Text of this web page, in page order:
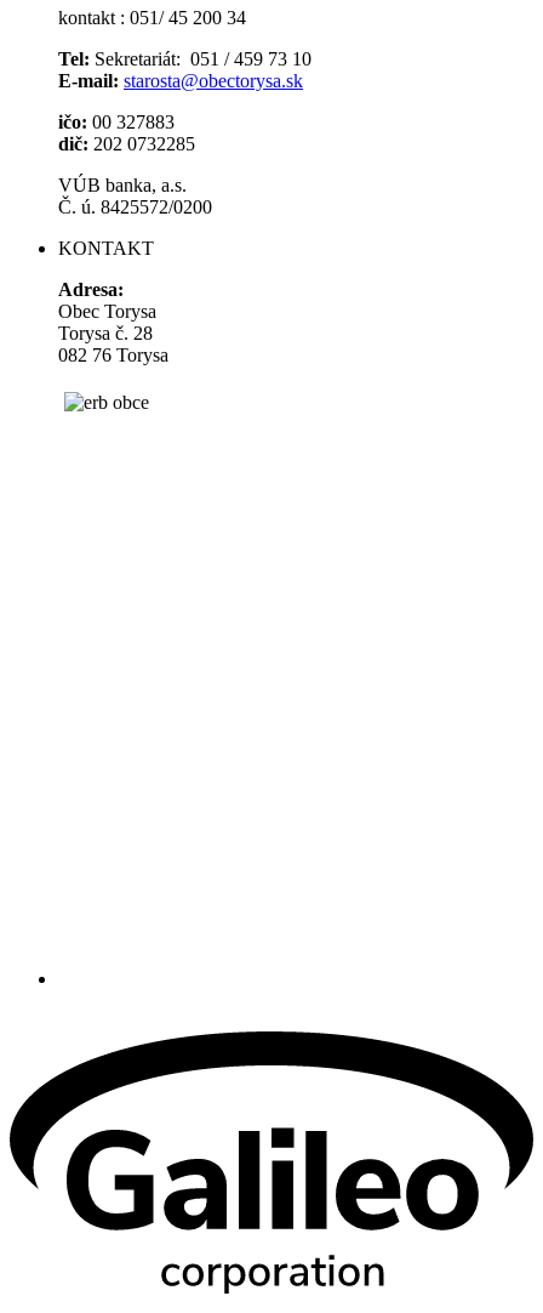
kontakt : 051/ 45 200 34
Tel: Sekretariát: 051 / 459 73 10
E-mail: starosta@obectorysa.sk
ičo: 00 327883
dič: 202 0732285
VÚB banka, a.s.
Č. ú. 8425572/0200
KONTAKT
Adresa:
Obec Torysa
Torysa č. 28
082 76 Torysa